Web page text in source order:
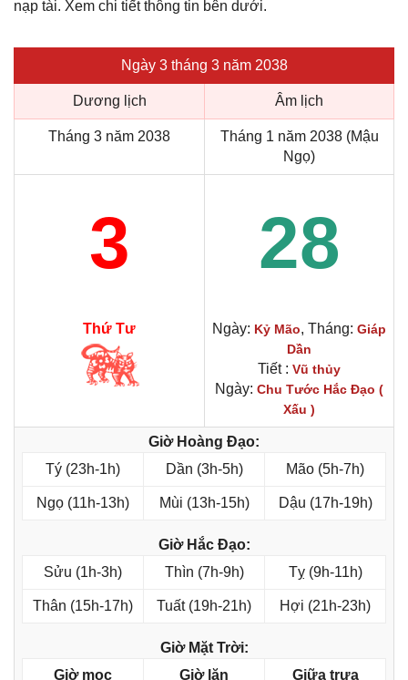
nạp tài. Xem chi tiết thông tin bên dưới.
Ngày 3 tháng 3 năm 2038
Dương lịch Âm lịch
Tháng 3 năm 2038
Tháng 1 năm 2038 (Mậu
Ngọ)
3 28
Thứ Tư Ngày: Kỷ Mão, Tháng: Giáp
Dần
Tiết : Vũ thủy
Ngày: Chu Tước Hắc Đạo (
Xấu )
Giờ Hoàng Đạo:
Tý (23h-1h)
Dần (3h-5h) Mão (5h-7h)
Ngọ (11h-13h) Mùi (13h-15h) Dậu (17h-19h)
Giờ Hắc Đạo:
Sửu (1h-3h)
Thìn (7h-9h) Tỵ (9h-11h)
Thân (15h-17h) Tuất (19h-21h) Hợi (21h-23h)
Giờ Mặt Trời:
Giờ mọc
Giờ lặn Giữa trưa